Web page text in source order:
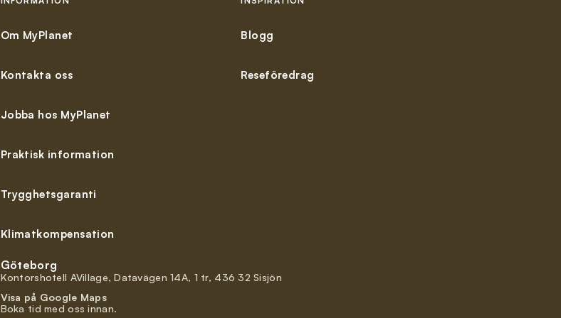
Om MyPlanet
Kontakta oss
Jobba hos MyPlanet
Praktisk information
Trygghetsgaranti
Klimatkompensation
Blogg
Reseföredrag
Göteborg
Kontorshotell AVillage, Datavägen 14A, 1 tr, 436 32 Sisjön
Visa på Google Maps
Boka tid med oss innan.